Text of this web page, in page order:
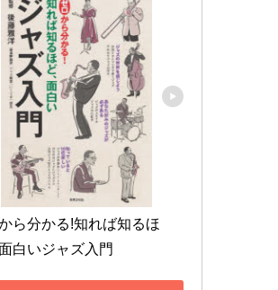
ら分かる!知れば知るほ
白いジャズ入門